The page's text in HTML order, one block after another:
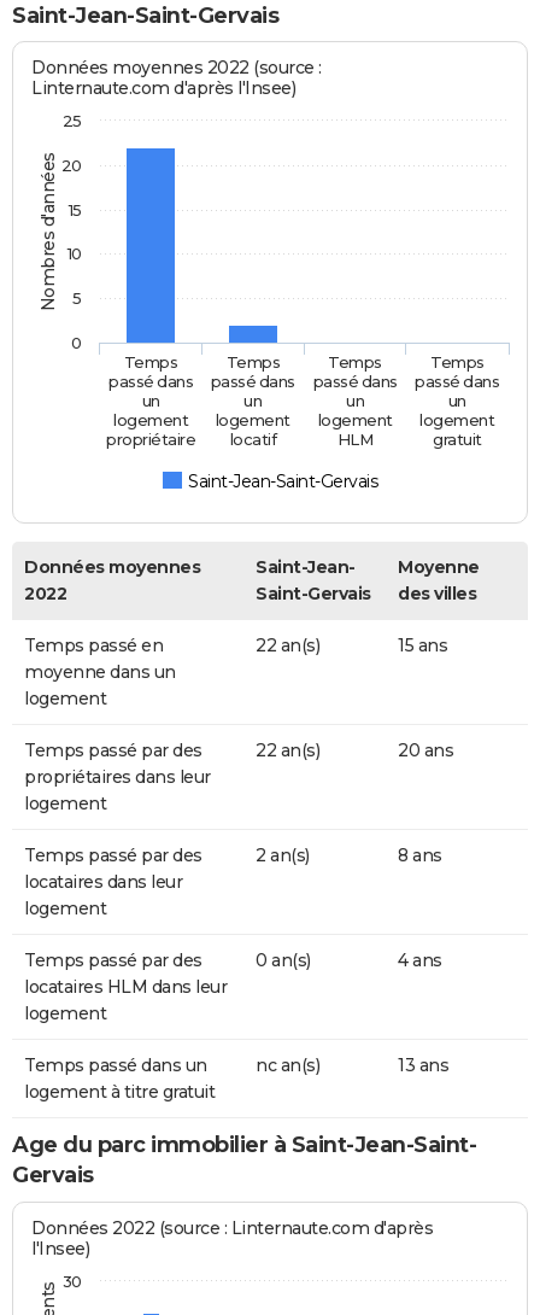
Saint-Jean-Saint-Gervais
Nombres d'années
Données moyennes 2022 (source :
Linternaute.com d'après l'Insee)
Saint-Jean-Saint-Gervais
Temps
passé dans
un
logement
propriétaire
Temps
passé dans
un
logement
locatif
Temps
passé dans
un
logement
HLM
Temps
passé dans
un
logement
gratuit
0
5
10
15
20
25
Données moyennes
2022
Saint-Jean-
Saint-Gervais
Moyenne
des villes
Temps passé en
moyenne dans un
logement
22 an(s) 15 ans
Temps passé par des
propriétaires dans leur
logement
22 an(s) 20 ans
Temps passé par des
locataires dans leur
logement
2 an(s) 8 ans
Temps passé par des
locataires HLM dans leur
logement
0 an(s) 4 ans
Temps passé dans un
logement à titre gratuit
nc an(s) 13 ans
Age du parc immobilier à Saint-Jean-Saint-
Gervais
Données 2022 (source : Linternaute.com d'après
l'Insee)
30